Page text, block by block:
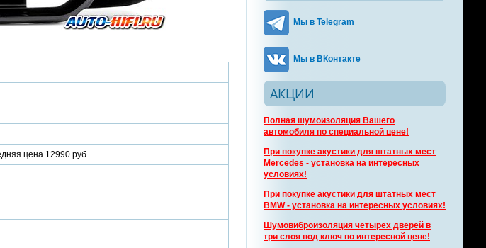
цена 12990 руб.
Мы в Telegram
Мы в ВКонтакте
АКЦИИ
Полная шумоизоляция Вашего
автомобиля по специальной цене!
При покупке акустики для штатных мест
Mercedes - установка на интересных
условиях!
При покупке акустики для штатных мест
BMW - установка на интересных условиях!
Шумовиброизоляция четырех дверей в
три слоя под ключ по интересной цене!